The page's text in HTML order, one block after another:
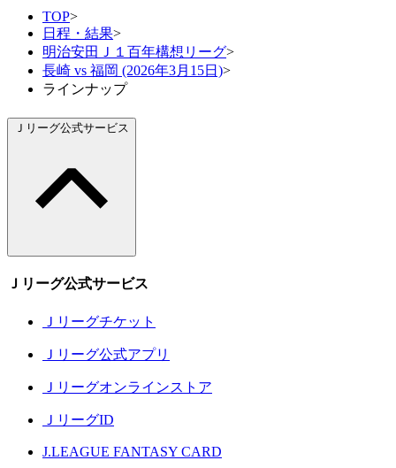
TOP>
日程・結果>
明治安田Ｊ１百年構想リーグ>
長崎 vs 福岡 (2026年3月15日)>
ラインナップ
Ｊリーグ公式サービス
Ｊリーグ公式サービス
Ｊリーグチケット
Ｊリーグ公式アプリ
Ｊリーグオンラインストア
ＪリーグID
J.LEAGUE FANTASY CARD